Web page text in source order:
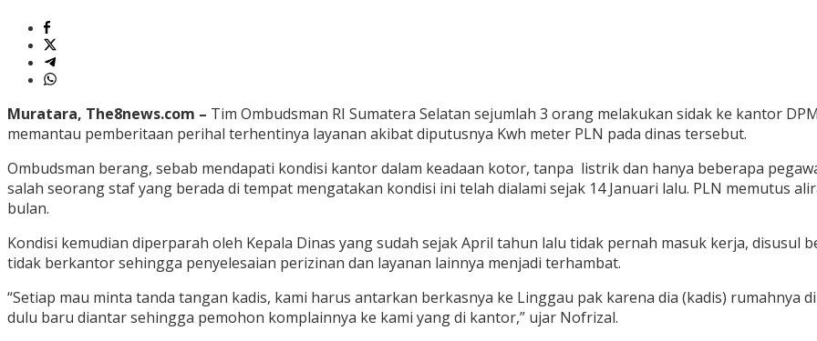
Muratara, The8news.com – Tim Ombudsman RI Sumatera Selatan sejumlah 3 orang melakukan sidak ke kantor
memantau pemberitaan perihal terhentinya layanan akibat diputusnya Kwh meter PLN pada dinas tersebut.
Ombudsman berang, sebab mendapati kondisi kantor dalam keadaan kotor, tanpa listrik dan hanya beberapa
salah seorang staf yang berada di tempat mengatakan kondisi ini telah dialami sejak 14 Januari lalu. PLN memutus
bulan.
Kondisi kemudian diperparah oleh Kepala Dinas yang sudah sejak April tahun lalu tidak pernah masuk kerja, disusul
tidak berkantor sehingga penyelesaian perizinan dan layanan lainnya menjadi terhambat.
“Setiap mau minta tanda tangan kadis, kami harus antarkan berkasnya ke Linggau pak karena dia (kadis)
dulu baru diantar sehingga pemohon komplainnya ke kami yang di kantor,” ujar Nofrizal.